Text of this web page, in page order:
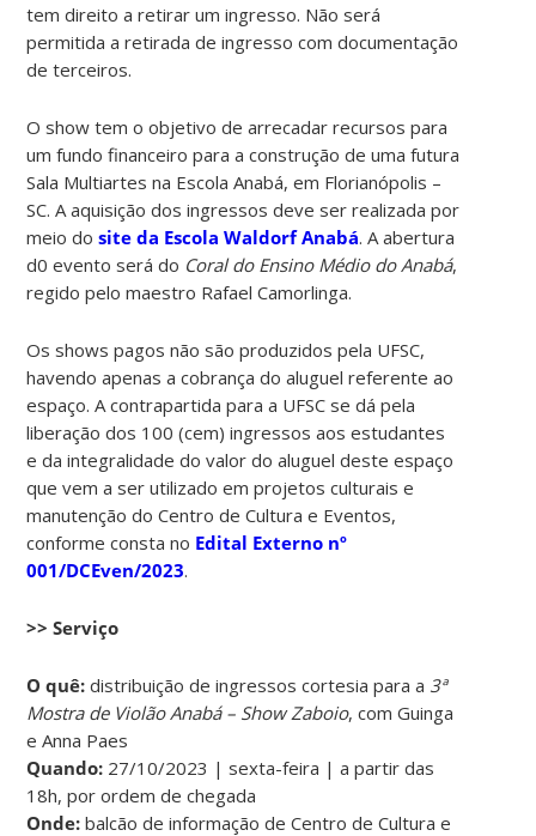
tem direito a retirar um ingresso. Não será
permitida a retirada de ingresso com documentação
de terceiros.
O show tem o objetivo de arrecadar recursos para
um fundo financeiro para a construção de uma futura
Sala Multiartes na Escola Anabá, em Florianópolis –
SC. A aquisição dos ingressos deve ser realizada por
meio dosite da Escola Waldorf Anabá. A abertura
d0 evento será do Coral do Ensino Médio do Anabá,
regido pelo maestro Rafael Camorlinga.
Os shows pagos não são produzidos pela UFSC,
havendo apenas a cobrança do aluguel referente ao
espaço. A contrapartida para a UFSC se dá pela
liberação dos 100 (cem) ingressos aos estudantes
e da integralidade do valor do aluguel deste espaço
que vem a ser utilizado em projetos culturais e
manutenção do Centro de Cultura e Eventos,
conforme consta no Edital Externo nº
001/DCEven/2023.
>> Serviço
O quê:distribuição de ingressos cortesia para a 3ª
Mostra de Violão Anabá – Show Zaboio, com Guinga
e Anna Paes
Quando: 27/10/2023 | sexta-feira | a partir das
18h, por ordem de chegada
Onde:balcão de informação de Centro de Cultura e